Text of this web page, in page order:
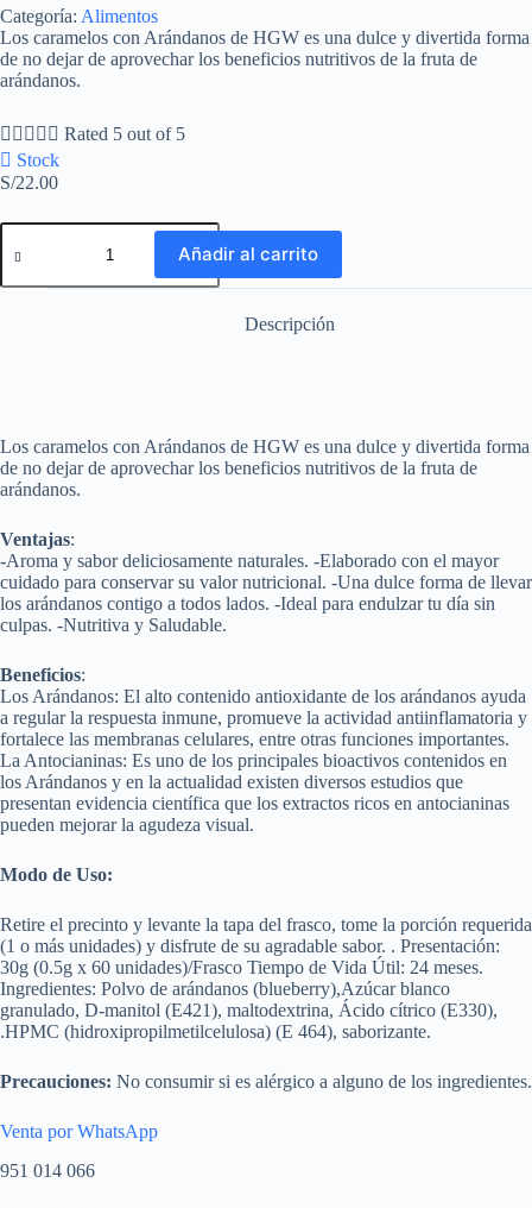
Categoría: Alimentos
Los caramelos con Arándanos de HGW es una dulce y divertida forma
de no dejar de aprovechar los beneficios nutritivos de la fruta de
arándanos.
     Rated 5 out of 5
Stock
S/22.00
Blueberry
Candy
Añadir al carrito
Descripción
Los caramelos con Arándanos de HGW es una dulce y divertida forma
de no dejar de aprovechar los beneficios nutritivos de la fruta de
arándanos.
Ventajas:
-Aroma y sabor deliciosamente naturales. -Elaborado con el mayor
cuidado para conservar su valor nutricional. -Una dulce forma de llevar
los arándanos contigo a todos lados. -Ideal para endulzar tu día sin
culpas. -Nutritiva y Saludable.
Beneficios:
Los Arándanos: El alto contenido antioxidante de los arándanos ayuda
a regular la respuesta inmune, promueve la actividad antiinflamatoria y
fortalece las membranas celulares, entre otras funciones importantes.
La Antocianinas: Es uno de los principales bioactivos contenidos en
los Arándanos y en la actualidad existen diversos estudios que
presentan evidencia científica que los extractos ricos en antocianinas
pueden mejorar la agudeza visual.
Modo de Uso:
Retire el precinto y levante la tapa del frasco, tome la porción requerida
(1 o más unidades) y disfrute de su agradable sabor. . Presentación:
30g (0.5g x 60 unidades)/Frasco Tiempo de Vida Útil: 24 meses.
Ingredientes: Polvo de arándanos (blueberry),Azúcar blanco
granulado, D-manitol (E421), maltodextrina, Ácido cítrico (E330),
.HPMC (hidroxipropilmetilcelulosa) (E 464), saborizante.
Precauciones: No consumir si es alérgico a alguno de los ingredientes.
Venta por WhatsApp
951 014 066